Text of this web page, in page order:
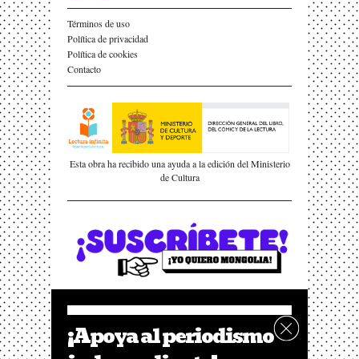
Términos de uso
Política de privacidad
Política de cookies
Contacto
Esta obra ha recibido una ayuda a la edición del Ministerio
de Cultura
¡Apoya al periodismo